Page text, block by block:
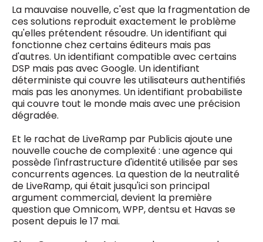
La mauvaise nouvelle, c'est que la fragmentation de
ces solutions reproduit exactement le problème
qu'elles prétendent résoudre. Un identifiant qui
fonctionne chez certains éditeurs mais pas
d'autres. Un identifiant compatible avec certains
DSP mais pas avec Google. Un identifiant
déterministe qui couvre les utilisateurs authentifiés
mais pas les anonymes. Un identifiant probabiliste
qui couvre tout le monde mais avec une précision
dégradée.
Et le rachat de LiveRamp par Publicis ajoute une
nouvelle couche de complexité : une agence qui
possède l'infrastructure d'identité utilisée par ses
concurrents agences. La question de la neutralité
de LiveRamp, qui était jusqu'ici son principal
argument commercial, devient la première
question que Omnicom, WPP, dentsu et Havas se
posent depuis le 17 mai.